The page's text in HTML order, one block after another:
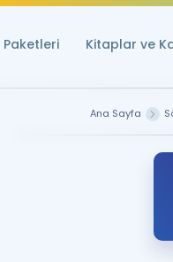
Paketleri Kitaplar ve
Ana Sayfa